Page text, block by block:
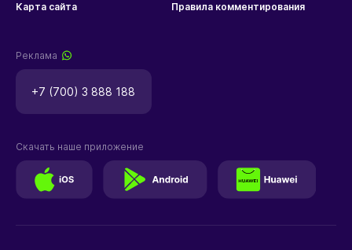
Карта сайта Правила комментирования
Реклама
+7 (700) 3 888 188
Скачать наше приложение